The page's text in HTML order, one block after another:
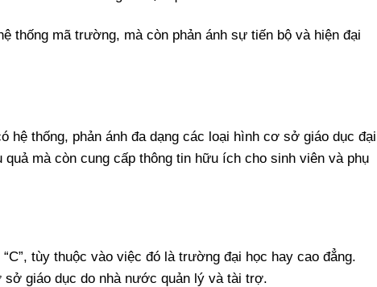
thống mã trường, mà còn phản ánh sự tiến bộ và hiện đại
thống, phản ánh đa dạng các loại hình cơ sở giáo dục đại
mà còn cung cấp thông tin hữu ích cho sinh viên và phụ
tùy thuộc vào việc đó là trường đại học hay cao đẳng.
giáo dục do nhà nước quản lý và tài trợ.